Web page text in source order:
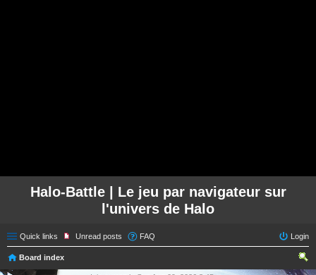
Halo-Battle | Le jeu par navigateur sur
l'univers de Halo
Quick links Unread posts FAQ Login
Board index